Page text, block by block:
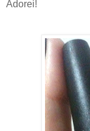
Adorei!